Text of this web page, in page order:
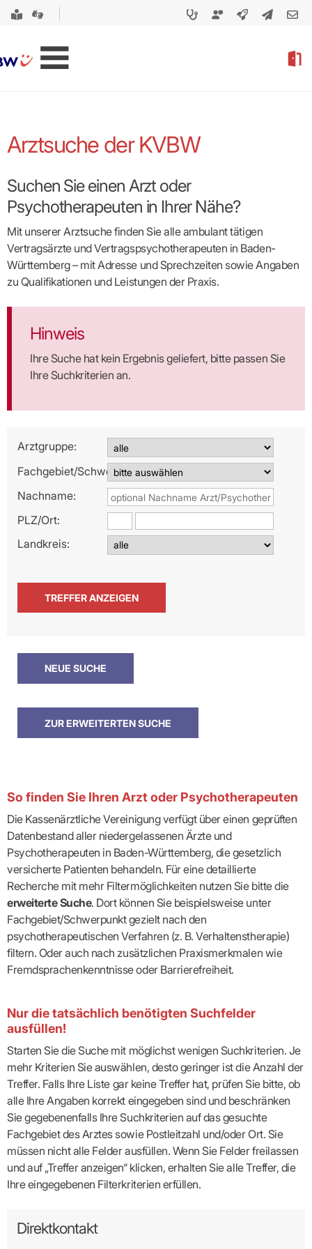
Arztsuche der KVBW
Suchen Sie einen Arzt oder
Psychotherapeuten in Ihrer Nähe?
Mit unserer Arztsuche finden Sie alle ambulant tätigen
Vertragsärzte und Vertragspsycho­therapeuten in Baden-
Württemberg – mit Adresse und Sprechzeiten sowie Angaben
zu Qualifikationen und Leistungen der Praxis.
Hinweis
Ihre Suche hat kein Ergebnis geliefert, bitte passen Sie
Ihre Suchkriterien an.
Arztgruppe:
Fachgebiet/Schwerpunkt:
Nachname:
PLZ/Ort:
Landkreis:
So finden Sie Ihren Arzt oder Psychotherapeuten
Die Kassenärztliche Vereinigung verfügt über einen geprüften
Datenbestand aller niedergelassenen Ärzte und
Psychotherapeuten in Baden-Württemberg, die gesetzlich
versicherte Patienten behandeln. Für eine detaillierte
Recherche mit mehr Filtermöglichkeiten nutzen Sie bitte die
erweiterte Suche. Dort können Sie beispielsweise unter
Fachgebiet/Schwerpunkt gezielt nach den
psychotherapeutischen Verfahren (z. B. Verhaltenstherapie)
filtern. Oder auch nach zusätzlichen Praxismerkmalen wie
Fremdsprachenkenntnisse oder Barrierefreiheit.
Nur die tatsächlich benötigten Suchfelder
ausfüllen!
Starten Sie die Suche mit möglichst wenigen Suchkriterien. Je
mehr Kriterien Sie auswählen, desto geringer ist die Anzahl der
Treffer. Falls Ihre Liste gar keine Treffer hat, prüfen Sie bitte, ob
alle Ihre Angaben korrekt eingegeben sind und beschränken
Sie gegebenenfalls Ihre Suchkriterien auf das gesuchte
Fachgebiet des Arztes sowie Postleitzahl und/oder Ort. Sie
müssen nicht alle Felder ausfüllen. Wenn Sie Felder freilassen
und auf „Treffer anzeigen“ klicken, erhalten Sie alle Treffer, die
Ihre eingegebenen Filterkriterien erfüllen.
Direktkontakt